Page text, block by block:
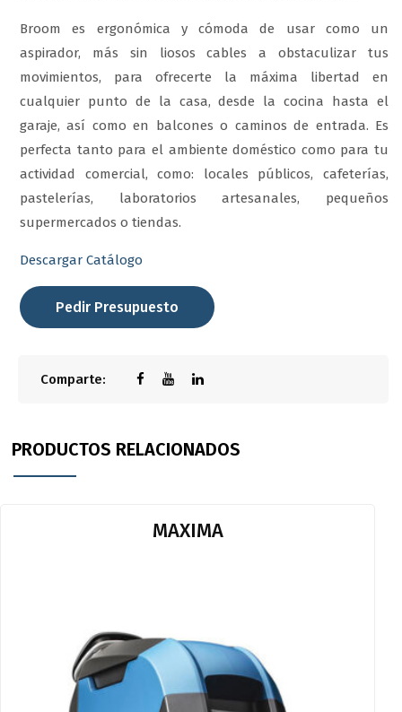
Broom es ergonómica y cómoda de usar como un
aspirador, más sin liosos cables a obstaculizar tus
movimientos, para ofrecerte la máxima libertad en
cualquier punto de la casa, desde la cocina hasta el
garaje, así como en balcones o caminos de entrada. Es
perfecta tanto para el ambiente doméstico como para tu
actividad comercial, como: locales públicos, cafeterías,
pastelerías, laboratorios artesanales, pequeños
supermercados o tiendas.
Descargar Catálogo
Pedir Presupuesto
Comparte:
PRODUCTOS RELACIONADOS
MAXIMA